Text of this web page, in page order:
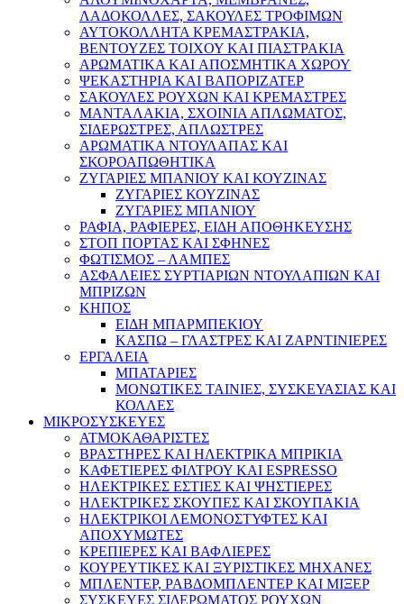
ΛΑΔΟΚΟΛΛΕΣ, ΣΑΚΟΥΛΕΣ ΤΡΟΦΙΜΩΝ
ΑΥΤΟΚΟΛΛΗΤΑ ΚΡΕΜΑΣΤΡΑΚΙΑ,
ΒΕΝΤΟΥΖΕΣ ΤΟΙΧΟΥ ΚΑΙ ΠΙΑΣΤΡΑΚΙΑ
ΑΡΩΜΑΤΙΚΑ KAI ΑΠΟΣΜΗΤΙΚΑ ΧΩΡΟΥ
ΨΕΚΑΣΤΗΡΙΑ ΚΑΙ ΒΑΠΟΡΙΖΑΤΕΡ
ΣΑΚΟΥΛΕΣ ΡΟΥΧΩΝ ΚΑΙ ΚΡΕΜΑΣΤΡΕΣ
ΜΑΝΤΑΛΑΚΙΑ, ΣΧΟΙΝΙΑ ΑΠΛΩΜΑΤΟΣ,
ΣΙΔΕΡΩΣΤΡΕΣ, ΑΠΛΩΣΤΡΕΣ
ΑΡΩΜΑΤΙΚΑ ΝΤΟΥΛΑΠΑΣ ΚΑΙ
ΣΚΟΡΟΑΠΩΘΗΤΙΚΑ
ΖΥΓΑΡΙΕΣ ΜΠΑΝΙΟΥ ΚΑΙ ΚΟΥΖΙΝΑΣ
ΖΥΓΑΡΙΕΣ ΚΟΥΖΙΝΑΣ
ΖΥΓΑΡΙΕΣ ΜΠΑΝΙΟΥ
ΡΑΦΙΑ, ΡΑΦΙΕΡΕΣ, ΕΙΔΗ ΑΠΟΘΗΚΕΥΣΗΣ
ΣΤΟΠ ΠΟΡΤΑΣ ΚΑΙ ΣΦΗΝΕΣ
ΦΩΤΙΣΜΟΣ – ΛΑΜΠΕΣ
ΑΣΦΑΛΕΙΕΣ ΣΥΡΤΙΑΡΙΩΝ ΝΤΟΥΛΑΠΙΩΝ ΚΑΙ
ΜΠΡΙΖΩΝ
ΚΗΠΟΣ
ΕΙΔΗ ΜΠΑΡΜΠΕΚΙΟΥ
ΚΑΣΠΩ – ΓΛΑΣΤΡΕΣ ΚΑΙ ΖΑΡΝΤΙΝΙΕΡΕΣ
ΕΡΓΑΛΕΙΑ
ΜΠΑΤΑΡΙΕΣ
ΜΟΝΩΤΙΚΕΣ ΤΑΙΝΙΕΣ, ΣΥΣΚΕΥΑΣΙΑΣ ΚΑΙ
ΚΟΛΛΕΣ
ΜΙΚΡΟΣΥΣΚΕΥΕΣ
ΑΤΜΟΚΑΘΑΡΙΣΤΕΣ
ΒΡΑΣΤΗΡΕΣ ΚΑΙ ΗΛΕΚΤΡΙΚΑ ΜΠΡΙΚΙΑ
ΚΑΦΕΤΙΕΡΕΣ ΦΙΛΤΡΟΥ ΚΑΙ ESPRESSO
ΗΛΕΚΤΡΙΚΕΣ ΕΣΤΙΕΣ ΚΑΙ ΨΗΣΤΙΕΡΕΣ
ΗΛΕΚΤΡΙΚΕΣ ΣΚΟΥΠΕΣ ΚΑΙ ΣΚΟΥΠΑΚΙΑ
ΗΛΕΚΤΡΙΚΟΙ ΛΕΜΟΝΟΣΤΥΦΤΕΣ ΚΑΙ
ΑΠΟΧΥΜΩΤΕΣ
ΚΡΕΠΙΕΡΕΣ ΚΑΙ ΒΑΦΛΙΕΡΕΣ
ΚΟΥΡΕΥΤΙΚΕΣ ΚΑΙ ΞΥΡΙΣΤΙΚΕΣ ΜΗΧΑΝΕΣ
ΜΠΛΕΝΤΕΡ, ΡΑΒΔΟΜΠΛΕΝΤΕΡ ΚΑΙ ΜΙΞΕΡ
ΣΥΣΚΕΥΕΣ ΣΙΔΕΡΩΜΑΤΟΣ ΡΟΥΧΩΝ